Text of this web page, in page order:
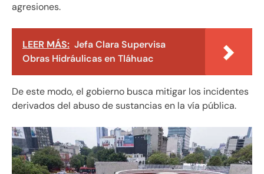
agresiones.
LEER MÁS: Jefa Clara Supervisa
Obras Hidráulicas en Tláhuac
De este modo, el gobierno busca mitigar los incidentes
derivados del abuso de sustancias en la vía pública.